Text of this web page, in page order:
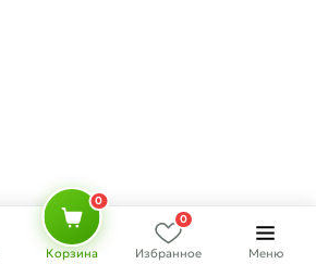
0
Корзина Избранное
0
Меню